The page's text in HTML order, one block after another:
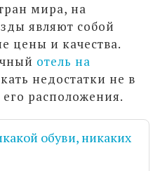
мира, на
являют собой
цены и качества.
отель на
недостатки не в
расположения.
обуви, никаких